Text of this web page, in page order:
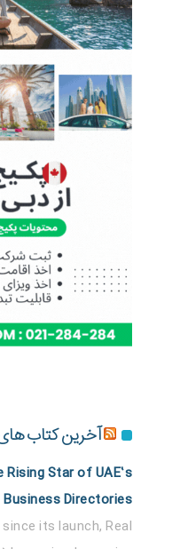
آخرین کتاب
Star of UAE’s
Business Directories
its launch, Real